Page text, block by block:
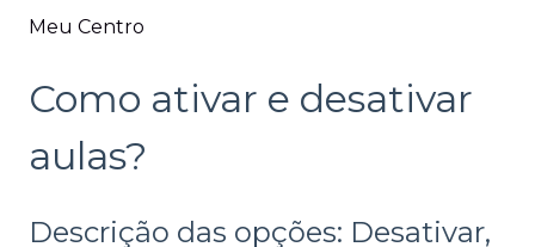
Meu Centro
Como ativar e desativar
aulas?
Descrição das opções: Desativar,